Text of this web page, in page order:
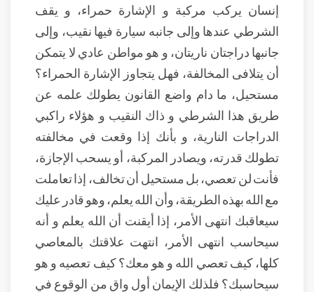
إنسان يركب مركبة و الإشارة حمراء، و يقف
الشرطي عندها وإلى جانبه سيارة فيها نقيب، وإلى
جانبها دراجتان ناريتان، و هو مواطن عادي لا يتمكن
أن يتلافى المخالفة، فهل يتجاوز الإشارة الحمراء؟
مستحيل، ما دام واضع القانون يطولك علمه عن
طريق هذا الشرطي و ذاك النقيب و هؤلاء راكبي
الدراجات النارية، و بأنك إذا وقعت في مخالفته
تطولك قدرته، ويصادر المركبة، أو يسحب الإجازة،
فأنت لن تعصي، بل مستحيل أن تخالف، إذا تعاملت
مع الله بهذه الطريقة، وأن الله يعلم، وهو قادر عليك
سيعاقبك انتهى الأمر، إذا أيقنت أن الله يعلم و أنه
سيحاسب انتهى الأمر، انتهت علاقتك بالمعاصي
كلها، كيف تعصي الله و هو معك؟ كيف تعصيه و هو
سيحاسبك؟ فلذلك الإيمان أول واق من الوقوع في